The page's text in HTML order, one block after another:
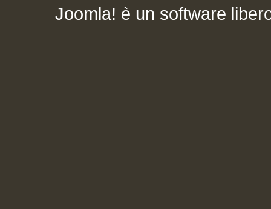
Joomla! è un software